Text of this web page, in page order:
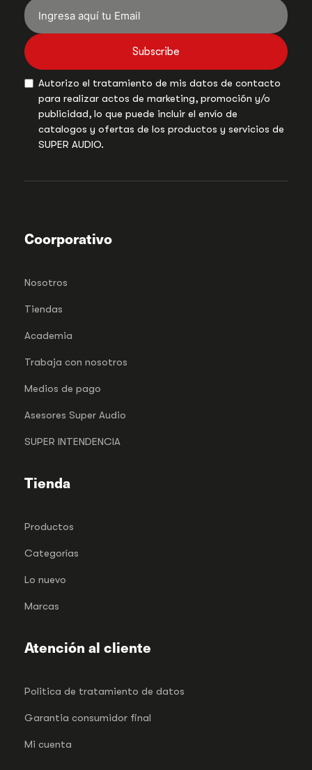
Subscribe
Autorizo el tratamiento de mis datos de contacto
para realizar actos de marketing, promoción y/o
publicidad, lo que puede incluir el envío de
catalogos y ofertas de los productos y servicios de
SUPER AUDIO.
Coorporativo
Nosotros
Tiendas
Academia
Trabaja con nosotros
Medios de pago
Asesores Super Audio
SUPER INTENDENCIA
Tienda
Productos
Categorías
Lo nuevo
Marcas
Atención al cliente
Politica de tratamiento de datos
Garantia consumidor final
Mi cuenta